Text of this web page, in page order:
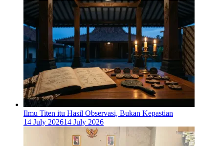
Ilmu Titen itu Hasil Observasi, Bukan Kepastian
14 July 202614 July 2026